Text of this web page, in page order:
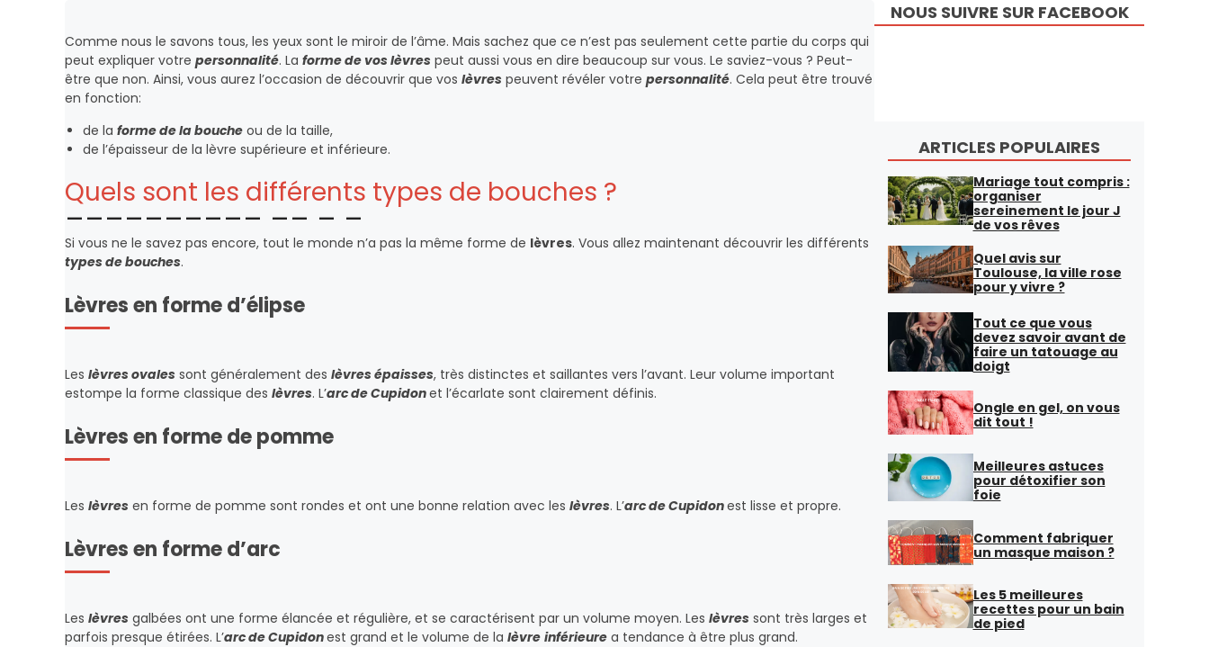
Comme nous le savons tous, les yeux sont le miroir de l’âme. Mais sachez que ce n’est pas seulement cette partie du corps qui
peut expliquer votre personnalité. La forme de vos lèvres peut aussi vous en dire beaucoup sur vous. Le saviez-vous ? Peut-
être que non. Ainsi, vous aurez l’occasion de découvrir que vos lèvres peuvent révéler votre personnalité. Cela peut être trouvé
en fonction:
de la forme de la bouche ou de la taille,
de l’épaisseur de la lèvre supérieure et inférieure.
Quels sont les différents types de bouches ?
Si vous ne le savez pas encore, tout le monde n’a pas la même forme de lèvres. Vous allez maintenant découvrir les différents
types de bouches.
Lèvres en forme d’élipse
Les lèvres ovales sont généralement des lèvres épaisses, très distinctes et saillantes vers l’avant. Leur volume important
estompe la forme classique des lèvres. L’arc de Cupidonet l’écarlate sont clairement définis.
Lèvres en forme de pomme
Les lèvres en forme de pomme sont rondes et ont une bonne relation avec les lèvres. L’arc de Cupidonest lisse et propre.
Lèvres en forme d’arc
Les lèvres galbées ont une forme élancée et régulière, et se caractérisent par un volume moyen. Les lèvres sont très larges et
parfois presque étirées. L’arc de Cupidonest grand et le volume de la lèvre inférieure a tendance à être plus grand.
NOUS SUIVRE SUR FACEBOOK
ARTICLES POPULAIRES
Mariage tout compris :
organiser
sereinement le jour J
de vos rêves
Quel avis sur
Toulouse, la ville rose
pour y vivre ?
Tout ce que vous
devez savoir avant de
faire un tatouage au
doigt
Ongle en gel, on vous
dit tout !
Meilleures astuces
pour détoxifier son
foie
Comment fabriquer
un masque maison ?
Les 5 meilleures
recettes pour un bain
de pied